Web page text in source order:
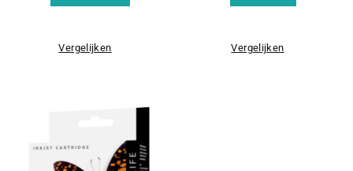
Vergelijken Vergelijken